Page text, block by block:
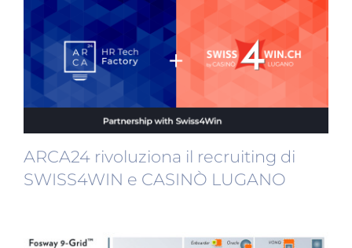
ARCA24 rivoluziona il recruiting di
SWISS4WIN e CASINÒ LUGANO